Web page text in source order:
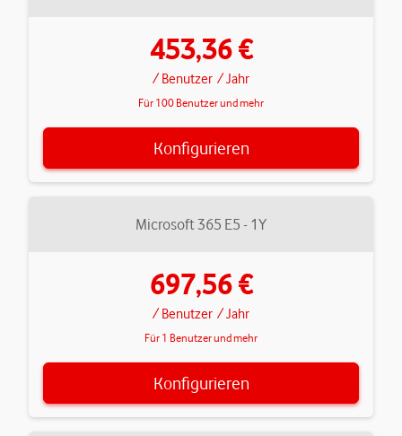
453,36 €
/ Benutzer / Jahr
Für 100 Benutzer und mehr
Konfigurieren
Microsoft 365 E5 - 1Y
697,56 €
/ Benutzer / Jahr
Für 1 Benutzer und mehr
Konfigurieren